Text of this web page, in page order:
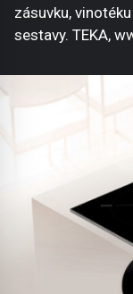
zásuvku,
sestavy. TEKA,